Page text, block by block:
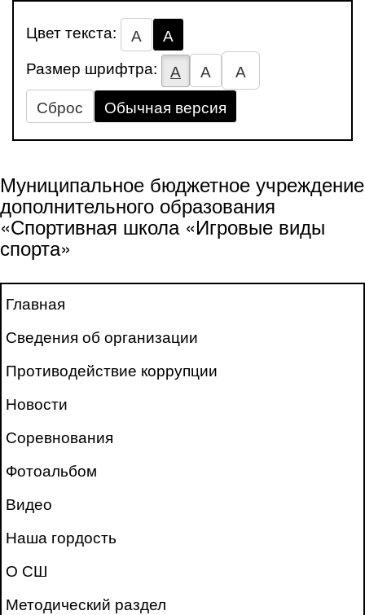
Цвет текста: А
А
Размер шрифтра:
А А
А
Сброс
Обычная версия
Муниципальное бюджетное учреждение
дополнительного образования
«Спортивная школа «Игровые виды
спорта»
Главная
Сведения об организации
Противодействие коррупции
Новости
Соревнования
Фотоальбом
Видео
Наша гордость
О СШ
Методический раздел